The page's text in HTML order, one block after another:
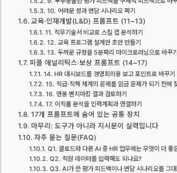
10. 어려운 성과 면담 시나리오 짜기
교육·인재개발(L&D) 프롬프트 (11~13)
11. 직무기술서 비교로 스킬 갭 분석하기
12. 교육 프로그램 설계안 초안 만들기
13. 두꺼운 규정을 5분짜리 마이크로러닝으로 바꾸기
피플 애널리틱스·보상 프롬프트 (14~17)
14. HR 대시보드를 경영회의용 보고 포인트로 바꾸기
15. 직급·직책 체계의 문제를 임금 문제가 되기 전에
16. 연봉 벤치마킹 결과 검토하기
17. 이직률 분석을 인력계획과 연결하기
17개 프롬프트에 숨어 있는 공통 장치
마무리: 도구가 아니라 지시문이 실력입니다
자주 묻는 질문(FAQ)
Q1. 클로드와 다른 AI 중 HR 업무에는 무엇이 더 좋
Q2. 직원 데이터를 입력해도 되나요?
Q3. AI가 쓴 평가 피드백이나 면담 시나리오를 그